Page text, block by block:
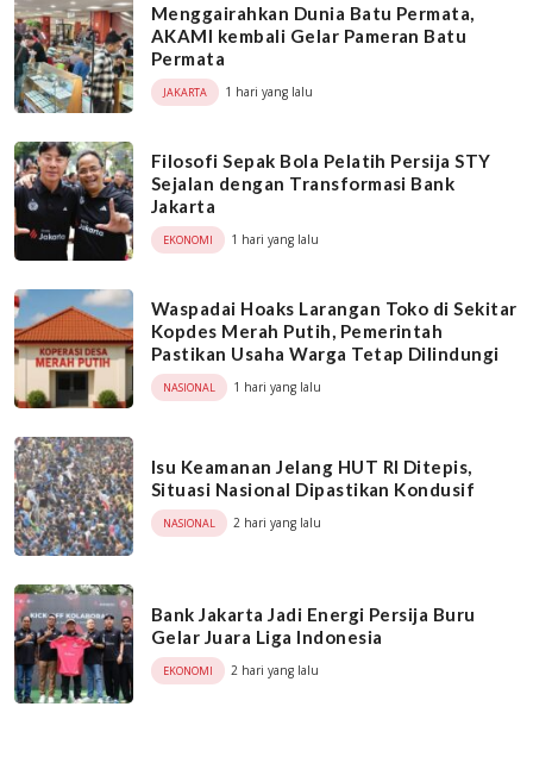
Menggairahkan Dunia Batu Permata,
AKAMI kembali Gelar Pameran Batu
Permata
JAKARTA 1 hari yang lalu
Filosofi Sepak Bola Pelatih Persija STY
Sejalan dengan Transformasi Bank
Jakarta
EKONOMI 1 hari yang lalu
Waspadai Hoaks Larangan Toko di Sekitar
Kopdes Merah Putih, Pemerintah
Pastikan Usaha Warga Tetap Dilindungi
NASIONAL 1 hari yang lalu
Isu Keamanan Jelang HUT RI Ditepis,
Situasi Nasional Dipastikan Kondusif
NASIONAL 2 hari yang lalu
Bank Jakarta Jadi Energi Persija Buru
Gelar Juara Liga Indonesia
EKONOMI 2 hari yang lalu